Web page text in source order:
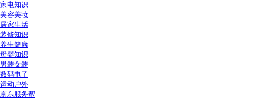
家电知识
美容美妆
居家生活
装修知识
养生健康
母婴知识
男装女装
数码电子
运动户外
京东服务帮